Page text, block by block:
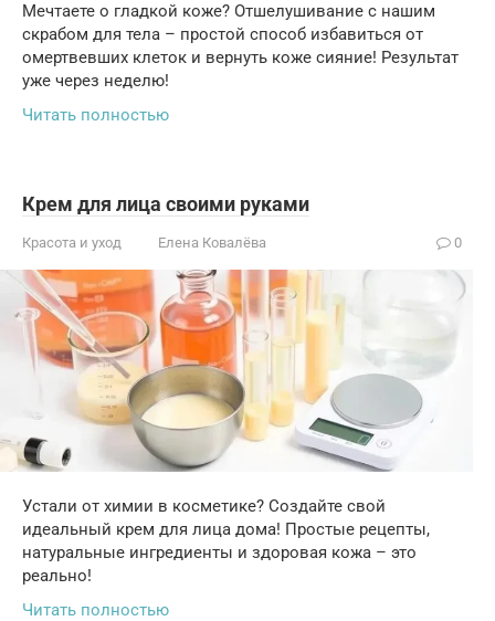
Мечтаете о гладкой коже? Отшелушивание с нашим
скрабом для тела – простой способ избавиться от
омертвевших клеток и вернуть коже сияние! Результат
уже через неделю!
Читать полностью
Крем для лица своими руками
Красота и уход Елена Ковалёва 0
Устали от химии в косметике? Создайте свой
идеальный крем для лица дома! Простые рецепты,
натуральные ингредиенты и здоровая кожа – это
реально!
Читать полностью